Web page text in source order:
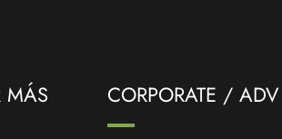
MÁS CORPORATE / ADV